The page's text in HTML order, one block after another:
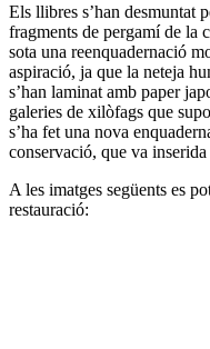
Els llibres s’han desmuntat
fragments de pergamí de la
sota una reenquadernació
aspiració, ja que la neteja
s’han laminat amb paper
galeries de xilòfags que
s’ha fet una nova
conservació, que va
A les imatges següents es
restauració: